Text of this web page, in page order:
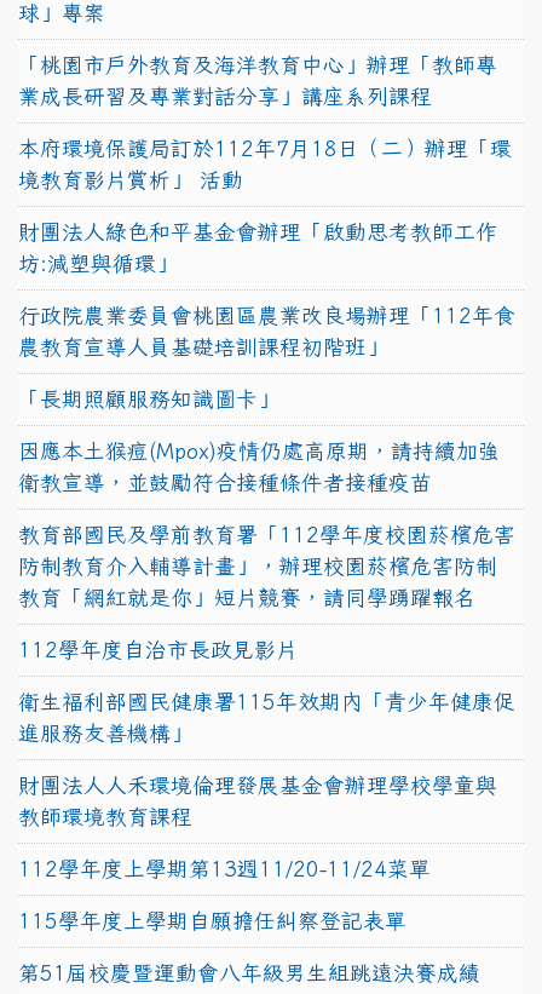
球」專案
「桃園市戶外教育及海洋教育中心」辦理「教師專
業成長研習及專業對話分享」講座系列課程
本府環境保護局訂於112年7月18日（二）辦理「環
境教育影片賞析」 活動
財團法人綠色和平基金會辦理「啟動思考教師工作
坊:減塑與循環」
行政院農業委員會桃園區農業改良場辦理「112年食
農教育宣導人員基礎培訓課程初階班」
「長期照顧服務知識圖卡」
因應本土猴痘(Mpox)疫情仍處高原期，請持續加強
衛教宣導，並鼓勵符合接種條件者接種疫苗
教育部國民及學前教育署「112學年度校園菸檳危害
防制教育介入輔導計畫」，辦理校園菸檳危害防制
教育「網紅就是你」短片競賽，請同學踴躍報名
112學年度自治市長政見影片
衛生福利部國民健康署115年效期內「青少年健康促
進服務友善機構」
財團法人人禾環境倫理發展基金會辦理學校學童與
教師環境教育課程
112學年度上學期第13週11/20-11/24菜單
115學年度上學期自願擔任糾察登記表單
第51屆校慶暨運動會八年級男生組跳遠決賽成績